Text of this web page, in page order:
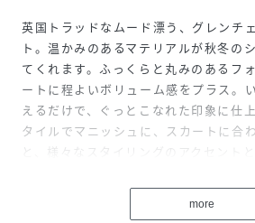
英国トラッドなムード漂う、グレンチ
ト。温かみのあるマテリアルが秋冬の
てくれます。ふっくらと丸みのあるフ
ートに程よいボリューム感をプラス。
えるだけで、ぐっとこなれた印象に仕
タイルでマニッシュに、スカートに合
と、様々なスタイリングのアクセント
------------------------------------
more